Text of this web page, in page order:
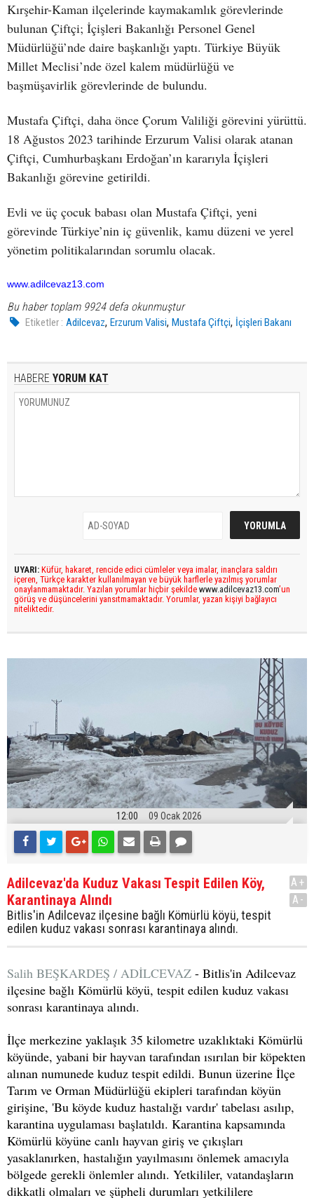
Kırşehir-Kaman ilçelerinde kaymakamlık görevlerinde
bulunan Çiftçi; İçişleri Bakanlığı Personel Genel
Müdürlüğü’nde daire başkanlığı yaptı. Türkiye Büyük
Millet Meclisi’nde özel kalem müdürlüğü ve
başmüşavirlik görevlerinde de bulundu.
Mustafa Çiftçi, daha önce Çorum Valiliği görevini yürüttü.
18 Ağustos 2023 tarihinde Erzurum Valisi olarak atanan
Çiftçi, Cumhurbaşkanı Erdoğan’ın kararıyla İçişleri
Bakanlığı görevine getirildi.
Evli ve üç çocuk babası olan Mustafa Çiftçi, yeni
görevinde Türkiye’nin iç güvenlik, kamu düzeni ve yerel
yönetim politikalarından sorumlu olacak.
www.adilcevaz13.com
Bu haber toplam 9924 defa okunmuştur
Etiketler : Adilcevaz,Erzurum Valisi,Mustafa Çiftçi, İçişleri Bakanı
HABERE YORUM KAT
UYARI: Küfür, hakaret, rencide edici cümleler veya imalar, inançlara saldırı
içeren, Türkçe karakter kullanılmayan ve büyük harflerle yazılmış yorumlar
onaylanmamaktadır. Yazılan yorumlar hiçbir şekilde www.adilcevaz13.com’un
görüş ve düşüncelerini yansıtmamaktadır. Yorumlar, yazan kişiyi bağlayıcı
niteliktedir.
12:00 09 Ocak 2026
Adilcevaz'da Kuduz Vakası Tespit Edilen Köy,
Karantinaya Alındı
Bitlis'in Adilcevaz ilçesine bağlı Kömürlü köyü, tespit
edilen kuduz vakası sonrası karantinaya alındı.
A+
A-
Salih BEŞKARDEŞ / ADİLCEVAZ - Bitlis'in Adilcevaz
ilçesine bağlı Kömürlü köyü, tespit edilen kuduz vakası
sonrası karantinaya alındı.
İlçe merkezine yaklaşık 35 kilometre uzaklıktaki Kömürlü
köyünde, yabani bir hayvan tarafından ısırılan bir köpekten
alınan numunede kuduz tespit edildi. Bunun üzerine İlçe
Tarım ve Orman Müdürlüğü ekipleri tarafından köyün
girişine, 'Bu köyde kuduz hastalığı vardır' tabelası asılıp,
karantina uygulaması başlatıldı. Karantina kapsamında
Kömürlü köyüne canlı hayvan giriş ve çıkışları
yasaklanırken, hastalığın yayılmasını önlemek amacıyla
bölgede gerekli önlemler alındı. Yetkililer, vatandaşların
dikkatli olmaları ve şüpheli durumları yetkililere